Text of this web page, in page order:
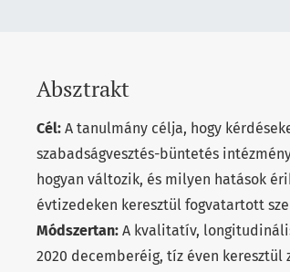
Absztrakt
Cél: A tanulmány célja, hogy
szabadságvesztés-büntetés
hogyan változik, és milyen hatások
évtizedeken keresztül fogvatartott
Módszertan: A kvalitatív,
2020 decemberéig, tíz éven